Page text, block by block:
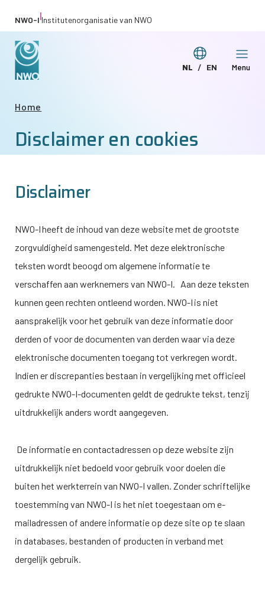
en
naar
gaan
NWO-I|Institutenorganisatie van NWO
Taal
NL
Nederlands
EN Menu
Kruimelpad
Home
Disclaimer en cookies
Disclaimer
NWO-Iheeft de inhoud van deze website met de grootste
zorgvuldigheid samengesteld. Met deze elektronische
teksten wordt beoogd om algemene informatie te
verschaffen aan werknemers van NWO-I. Aan deze teksten
kunnen geen rechten ontleend worden. NWO-I is niet
aansprakelijk voor het gebruik van deze informatie door
derden of voor de documenten van derden waar via deze
elektronische documenten toegang tot verkregen wordt.
Indien er discrepanties bestaan in vergelijking met officieel
gedrukte NWO-I-documenten geldt de gedrukte tekst, tenzij
uitdrukkelijk anders wordt aangegeven.
De informatie en contactadressen op deze website zijn
uitdrukkelijk niet bedoeld voor gebruik voor doelen die
buiten het werkterrein van NWO-I vallen. Zonder schriftelijke
toestemming van NWO-I is het niet toegestaan om e-
mailadressen of andere informatie op deze site op te slaan
in databases, bestanden of producten in verband met
dergelijk gebruik.